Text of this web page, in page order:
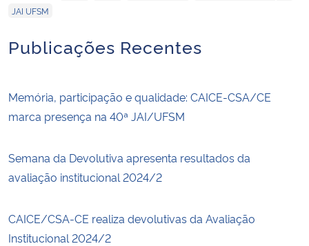
JAI UFSM
Publicações Recentes
Memória, participação e qualidade: CAICE-CSA/CE
marca presença na 40ª JAI/UFSM
Semana da Devolutiva apresenta resultados da
avaliação institucional 2024/2
CAICE/CSA-CE realiza devolutivas da Avaliação
Institucional 2024/2